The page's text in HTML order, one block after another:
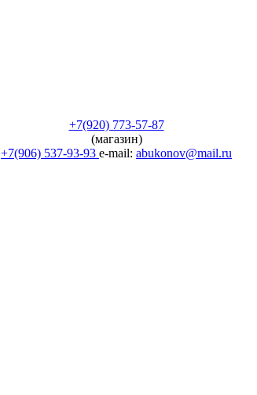
+7(920) 773-57-87
(магазин)
+7(906) 537-93-93 e-mail: abukonov@mail.ru